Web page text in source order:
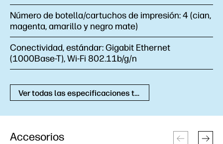
Número de botella/cartuchos de impresión:4 (cian,
magenta, amarillo y negro mate)
Conectividad, estándar:Gigabit Ethernet
(1000Base-T), Wi-Fi 802.11b/g/n
Ver todas las especificaciones técnicas
Accesorios